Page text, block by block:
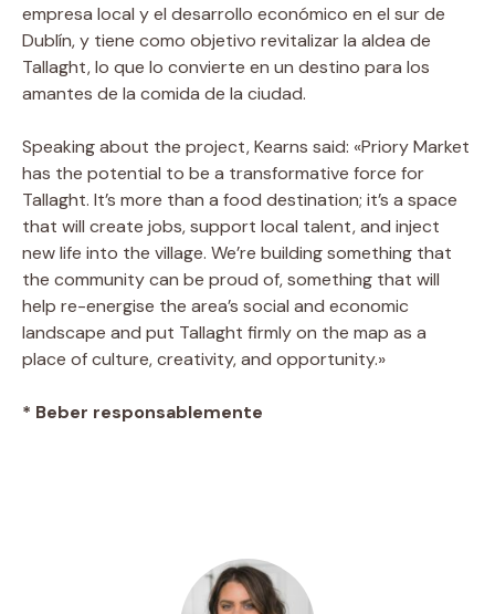
empresa local y el desarrollo económico en el sur de
Dublín, y tiene como objetivo revitalizar la aldea de
Tallaght, lo que lo convierte en un destino para los
amantes de la comida de la ciudad.
Speaking about the project, Kearns said: «Priory Market
has the potential to be a transformative force for
Tallaght. It’s more than a food destination; it’s a space
that will create jobs, support local talent, and inject
new life into the village. We’re building something that
the community can be proud of, something that will
help re-energise the area’s social and economic
landscape and put Tallaght firmly on the map as a
place of culture, creativity, and opportunity.»
* Beber responsablemente